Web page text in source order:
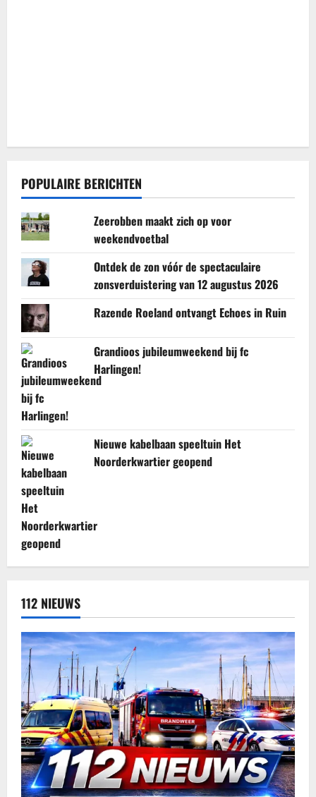
POPULAIRE BERICHTEN
Zeerobben maakt zich op voor
weekendvoetbal
Ontdek de zon vóór de spectaculaire
zonsverduistering van 12 augustus 2026
Razende Roeland ontvangt Echoes in Ruin
Grandioos jubileumweekend bij fc
Harlingen!
Nieuwe kabelbaan speeltuin Het
Noorderkwartier geopend
112 NIEUWS